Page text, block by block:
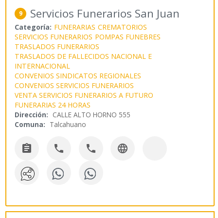
9 Servicios Funerarios San Juan
Categoría: FUNERARIAS CREMATORIOS
SERVICIOS FUNERARIOS POMPAS FUNEBRES
TRASLADOS FUNERARIOS
TRASLADOS DE FALLECIDOS NACIONAL E
INTERNACIONAL
CONVENIOS SINDICATOS REGIONALES
CONVENIOS SERVICIOS FUNERARIOS
VENTA SERVICIOS FUNERARIOS A FUTURO
FUNERARIAS 24 HORAS
Dirección: CALLE ALTO HORNO 555
Comuna: Talcahuano
   